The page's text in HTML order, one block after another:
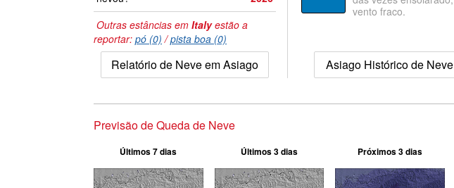
Outras estâncias em Italyestão a
reportar: pó (0) /pista boa (0)
Relatório de Neve em Asiago
vento fraco.
Asiago Histórico de Neve
Previsão de Queda de Neve
Últimos 7 dias Últimos 3 dias Próximos 3 dias